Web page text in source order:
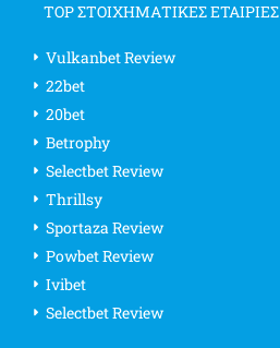
TOP ΣΤΟΙΧΗΜΑΤΙΚΕΣ ΕΤΑΙΡΙΕΣ
Vulkanbet Review
22bet
20bet
Betrophy
Selectbet Review
Thrillsy
Sportaza Review
Powbet Review
Ivibet
Selectbet Review